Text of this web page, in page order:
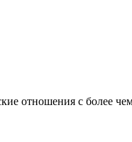
отношения с более